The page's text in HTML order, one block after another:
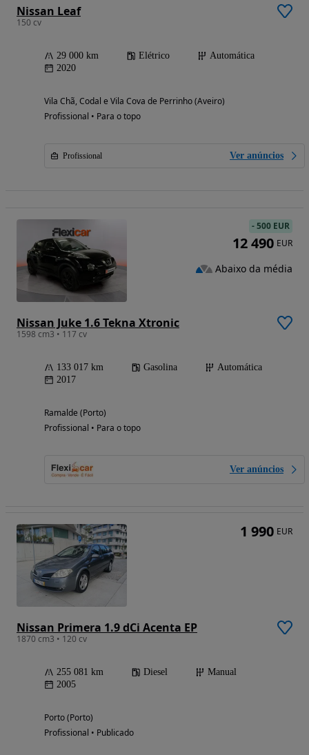
Nissan Leaf
150 cv
29 000 km Elétrico
Automática
2020
Vila Chã, Codal e Vila Cova de Perrinho (Aveiro)
Profissional • Para o topo
Profissional Ver anúncios
Nissan Juke 1.6 Tekna Xtronic
1598 cm3 • 117 cv
133 017 km Gasolina
Automática
2017
Ramalde (Porto)
Profissional • Para o topo
Ver anúncios
-500 EUR
12 490 EUR
Abaixo da média
Nissan Primera 1.9 dCi Acenta EP
1870 cm3 • 120 cv
255 081 km Diesel
Manual
2005
Porto (Porto)
Profissional • Publicado
1 990 EUR